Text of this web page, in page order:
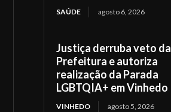
SAÚDE agosto 6, 2026
Justiça derruba veto da
Prefeitura e autoriza
realização da Parada
LGBTQIA+ em Vinhedo
VINHEDO agosto 5, 2026